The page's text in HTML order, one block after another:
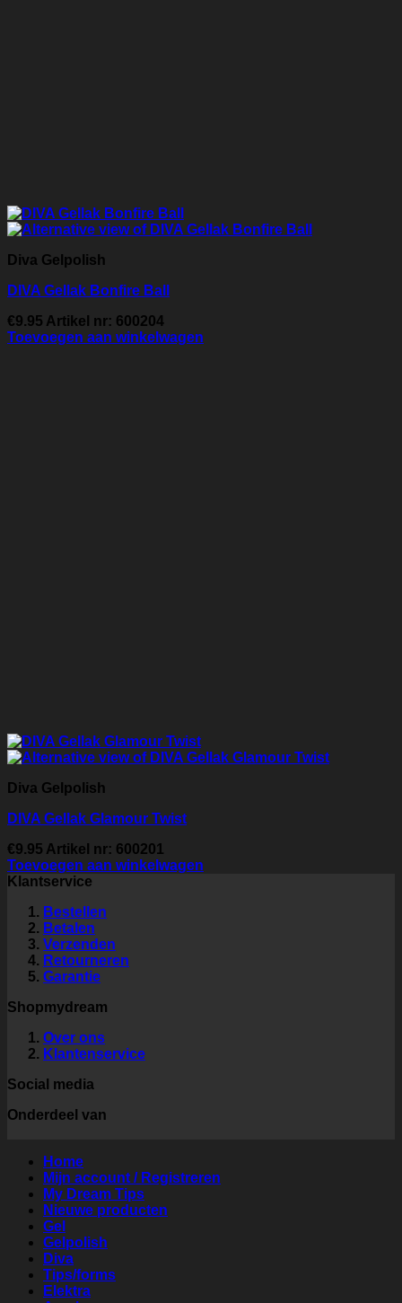
Diva Gelpolish
DIVA Gellak Bonfire Ball
€9.95 Artikel nr: 600204
Toevoegen aan winkelwagen
Diva Gelpolish
DIVA Gellak Glamour Twist
€9.95 Artikel nr: 600201
Toevoegen aan winkelwagen
Klantservice
Bestellen
Betalen
Verzenden
Retourneren
Garantie
Shopmydream
Over ons
Klantenservice
Social media
Onderdeel van
Home
Mijn account / Registreren
My Dream Tips
Nieuwe producten
Gel
Gelpolish
Diva
Tips/forms
Elektra